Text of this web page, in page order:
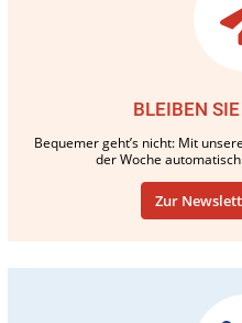
BLEIBEN
Bequemer geht’s nicht: Mit
der Woche
Zur